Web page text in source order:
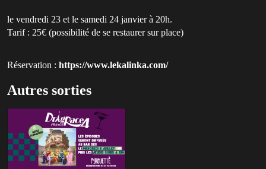
le vendredi 23 et le samedi 24 janvier à 20h.
Tarif : 25€ (possibilité de se restaurer sur place)
Réservation : https://www.lekalinka.com/
Autres sorties